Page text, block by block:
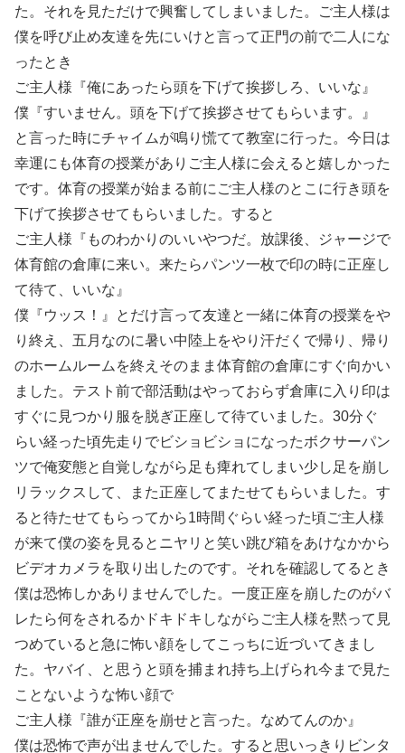
た。それを見ただけで興奮してしまいました。ご主人様は
僕を呼び止め友達を先にいけと言って正門の前で二人にな
ったとき
ご主人様『俺にあったら頭を下げて挨拶しろ、いいな』
僕『すいません。頭を下げて挨拶させてもらいます。』
と言った時にチャイムが鳴り慌てて教室に行った。今日は
幸運にも体育の授業がありご主人様に会えると嬉しかった
です。体育の授業が始まる前にご主人様のとこに行き頭を
下げて挨拶させてもらいました。すると
ご主人様『ものわかりのいいやつだ。放課後、ジャージで
体育館の倉庫に来い。来たらパンツ一枚で印の時に正座し
て待て、いいな』
僕『ウッス！』とだけ言って友達と一緒に体育の授業をや
り終え、五月なのに暑い中陸上をやり汗だくで帰り、帰り
のホームルームを終えそのまま体育館の倉庫にすぐ向かい
ました。テスト前で部活動はやっておらず倉庫に入り印は
すぐに見つかり服を脱ぎ正座して待ていました。30分ぐ
らい経った頃先走りでビショビショになったボクサーパン
ツで俺変態と自覚しながら足も痺れてしまい少し足を崩し
リラックスして、また正座してまたせてもらいました。す
ると待たせてもらってから1時間ぐらい経った頃ご主人様
が来て僕の姿を見るとニヤリと笑い跳び箱をあけなかから
ビデオカメラを取り出したのです。それを確認してるとき
僕は恐怖しかありませんでした。一度正座を崩したのがバ
レたら何をされるかドキドキしながらご主人様を黙って見
つめていると急に怖い顔をしてこっちに近づいてきまし
た。ヤバイ、と思うと頭を捕まれ持ち上げられ今まで見た
ことないような怖い顔で
ご主人様『誰が正座を崩せと言った。なめてんのか』
僕は恐怖で声が出ませんでした。すると思いっきりビンタ